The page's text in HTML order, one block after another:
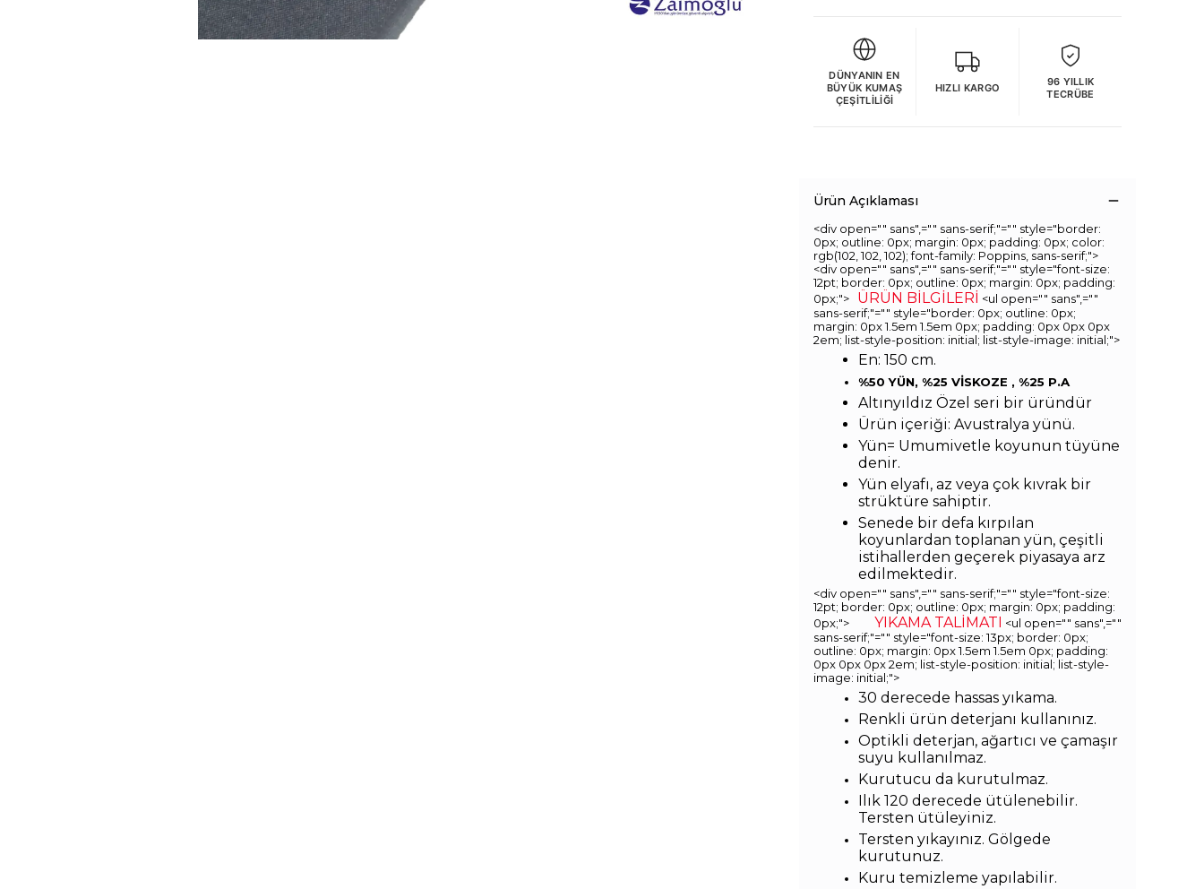
DÜNYANIN EN
BÜYÜK KUMAŞ
ÇEŞITLILIĞI
HIZLI KARGO
96 YILLIK
TECRÜBE
Ürün Açıklaması
<div open="" sans",="" sans-serif;"="" style="border:
0px; outline: 0px; margin: 0px; padding: 0px; color:
rgb(102, 102, 102); font-family: Poppins, sans-serif;">
<div open="" sans",="" sans-serif;"="" style="font-size:
12pt; border: 0px; outline: 0px; margin: 0px; padding:
0px;">
ÜRÜN BİLGİLERİ <ul open="" sans",=""
sans-serif;"="" style="border: 0px; outline: 0px;
margin: 0px 1.5em 1.5em 0px; padding: 0px 0px 0px
2em; list-style-position: initial; list-style-image: initial;">
En: 150 cm.
%50 YÜN, %25 VİSKOZE , %25 P.A
Altınyıldız Özel seri bir üründür
Ürün içeriği: Avustralya yünü.
Yün= Umumivetle koyunun tüyüne
denir.
Yün elyafı, az veya çok kıvrak bir
strüktüre sahiptir.
Senede bir defa kırpılan
koyunlardan toplanan yün, çeşitli
istihallerden geçerek piyasaya arz
edilmektedir.
<div open="" sans",="" sans-serif;"="" style="font-size:
12pt; border: 0px; outline: 0px; margin: 0px; padding:
0px;">
YIKAMA TALİMATI <ul open="" sans",=""
sans-serif;"="" style="font-size: 13px; border: 0px;
outline: 0px; margin: 0px 1.5em 1.5em 0px; padding:
0px 0px 0px 2em; list-style-position: initial; list-style-
image: initial;">
30 derecede hassas yıkama.
Renkli ürün deterjanı kullanınız.
Optikli deterjan, ağartıcı ve çamaşır
suyu kullanılmaz.
Kurutucu da kurutulmaz.
Ilık 120 derecede ütülenebilir.
Tersten ütüleyiniz.
Tersten yıkayınız. Gölgede
kurutunuz.
Kuru temizleme yapılabilir.